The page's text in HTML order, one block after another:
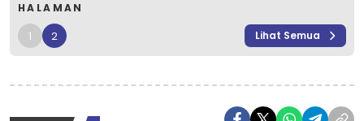
HALAMAN
1 2 Lihat Semua